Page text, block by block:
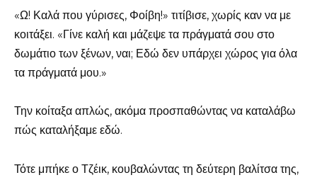
«Ω! Καλά που γύρισες, Φοίβη!» τιτίβισε, χωρίς καν να με
κοιτάξει. «Γίνε καλή και μάζεψε τα πράγματά σου στο
δωμάτιο των ξένων, ναι; Εδώ δεν υπάρχει χώρος για όλα
τα πράγματά μου.»
Την κοίταξα απλώς, ακόμα προσπαθώντας να καταλάβω
πώς καταλήξαμε εδώ.
Τότε μπήκε ο Τζέικ, κουβαλώντας τη δεύτερη βαλίτσα της,